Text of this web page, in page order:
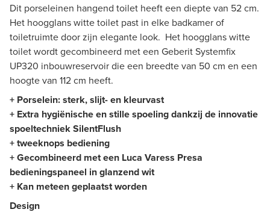
Dit porseleinen hangend toilet heeft een diepte van 52 cm.
Het hoogglans witte toilet past in elke badkamer of
toiletruimte door zijn elegante look. Het hoogglans witte
toilet wordt gecombineerd met een Geberit Systemfix
UP320 inbouwreservoir die een breedte van 50 cm en een
hoogte van 112 cm heeft.
+ Porselein: sterk, slijt- en kleurvast
+ Extra hygiënische en stille spoeling dankzij de innovatie
spoeltechniek SilentFlush
+ tweeknops bediening
+ Gecombineerd met een Luca Varess Presa
bedieningspaneel in glanzend wit
+ Kan meteen geplaatst worden
Design